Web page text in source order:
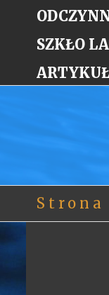
SZKŁO
Strona